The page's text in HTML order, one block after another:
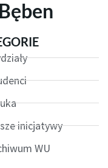
inicjatywy
WU